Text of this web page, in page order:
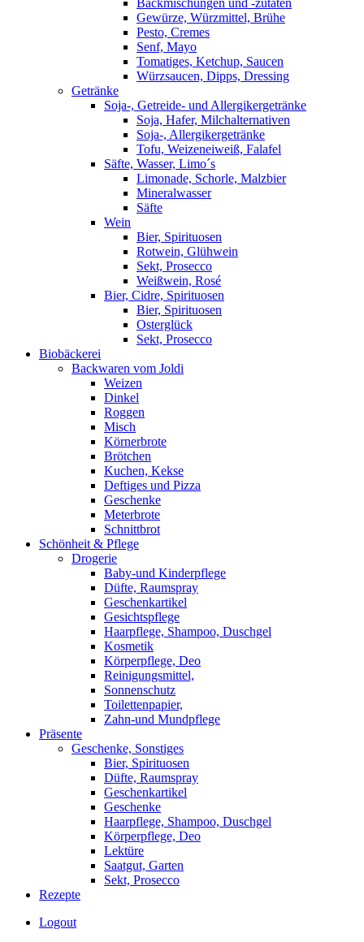
Backmischungen und -zutaten
Gewürze, Würzmittel, Brühe
Pesto, Cremes
Senf, Mayo
Tomatiges, Ketchup, Saucen
Würzsaucen, Dipps, Dressing
Getränke
Soja-, Getreide- und Allergikergetränke
Soja, Hafer, Milchalternativen
Soja-, Allergikergetränke
Tofu, Weizeneiweiß, Falafel
Säfte, Wasser, Limo´s
Limonade, Schorle, Malzbier
Mineralwasser
Säfte
Wein
Bier, Spirituosen
Rotwein, Glühwein
Sekt, Prosecco
Weißwein, Rosé
Bier, Cidre, Spirituosen
Bier, Spirituosen
Osterglück
Sekt, Prosecco
Biobäckerei
Backwaren vom Joldi
Weizen
Dinkel
Roggen
Misch
Körnerbrote
Brötchen
Kuchen, Kekse
Deftiges und Pizza
Geschenke
Meterbrote
Schnittbrot
Schönheit & Pflege
Drogerie
Baby-und Kinderpflege
Düfte, Raumspray
Geschenkartikel
Gesichtspflege
Haarpflege, Shampoo, Duschgel
Kosmetik
Körperpflege, Deo
Reinigungsmittel,
Sonnenschutz
Toilettenpapier,
Zahn-und Mundpflege
Präsente
Geschenke, Sonstiges
Bier, Spirituosen
Düfte, Raumspray
Geschenkartikel
Geschenke
Haarpflege, Shampoo, Duschgel
Körperpflege, Deo
Lektüre
Saatgut, Garten
Sekt, Prosecco
Rezepte
Logout